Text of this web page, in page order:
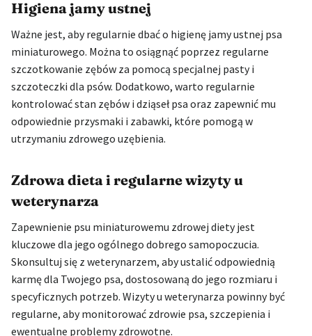
Higiena jamy ustnej
Ważne jest, aby regularnie dbać o higienę jamy ustnej psa
miniaturowego. Można to osiągnąć poprzez regularne
szczotkowanie zębów za pomocą specjalnej pasty i
szczoteczki dla psów. Dodatkowo, warto regularnie
kontrolować stan zębów i dziąseł psa oraz zapewnić mu
odpowiednie przysmaki i zabawki, które pomogą w
utrzymaniu zdrowego uzębienia.
Zdrowa dieta i regularne wizyty u
weterynarza
Zapewnienie psu miniaturowemu zdrowej diety jest
kluczowe dla jego ogólnego dobrego samopoczucia.
Skonsultuj się z weterynarzem, aby ustalić odpowiednią
karmę dla Twojego psa, dostosowaną do jego rozmiaru i
specyficznych potrzeb. Wizyty u weterynarza powinny być
regularne, aby monitorować zdrowie psa, szczepienia i
ewentualne problemy zdrowotne.